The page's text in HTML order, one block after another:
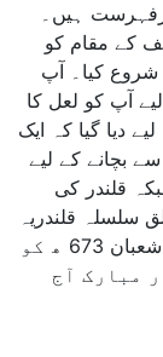
ہیں۔
کے مقام کو
شروع کیا۔ آپ
آپ کو لعل کا
دیا گیا کہ ایک
بچانے کے لیے
قلندر کی
سلسلہ قلندریہ
سے ہے۔ آپ نے 19 فروری 1275ء مطابق 21 شعبان 673 ھ کو
مبارک آج